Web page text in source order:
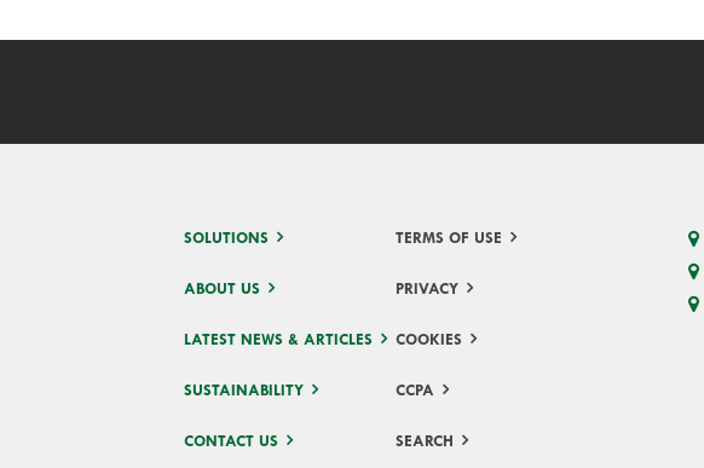
SOLUTIONS
ABOUT US
LATEST NEWS & ARTICLES
SUSTAINABILITY
CONTACT US
TERMS OF USE
PRIVACY
COOKIES
CCPA
SEARCH